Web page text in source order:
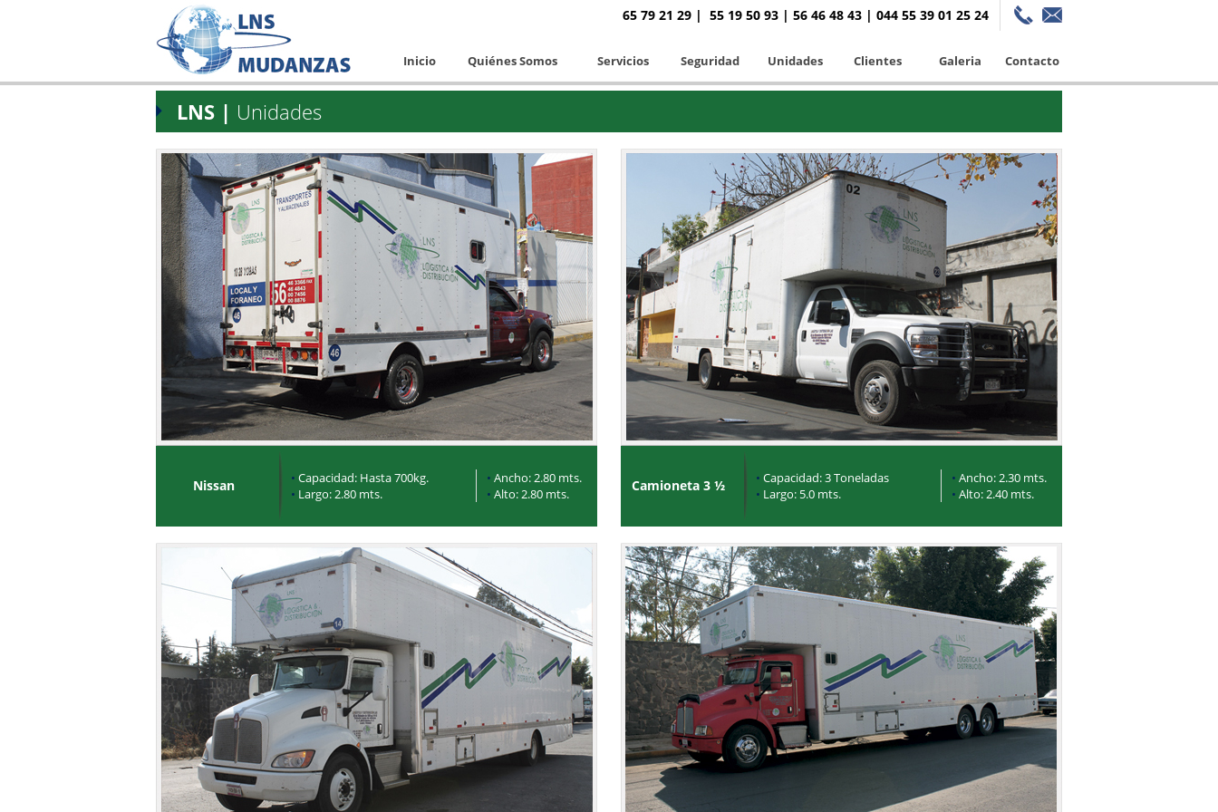
65 79 21 29 | 55 19 50 93 | 56 46 48 43 | 044 55 39 01 25 24
Inicio Quiénes Somos Servicios Seguridad Unidades Clientes Galeria Contacto
LNS | Unidades
Nissan • Capacidad: Hasta 700kg.
• Largo: 2.80 mts.
• Ancho: 2.80 mts.
• Alto: 2.80 mts. Camioneta 3 ½ • Capacidad: 3 Toneladas
• Largo: 5.0 mts.
• Ancho: 2.30 mts.
• Alto: 2.40 mts.